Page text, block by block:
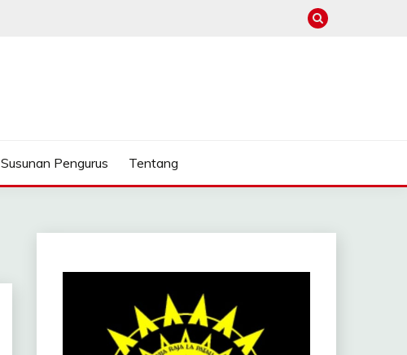
Susunan Pengurus Tentang